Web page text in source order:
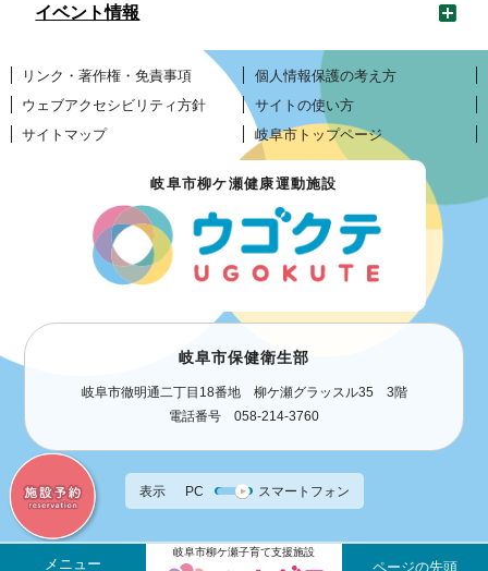
イベント情報
メニュー
岐阜市柳ケ瀬子育て支援施設
リンク・著作権・免責事項
個人情報保護の考え方
ウェブアクセシビリティ方針
サイトの使い方
サイトマップ
岐阜市トップページ
岐阜市柳ケ瀬健康運動施設
岐阜市保健衛生部
岐阜市徹明通二丁目18番地 柳ケ瀬グラッスル35 3階
電話番号 058-214-3760
表示 PC スマートフォン